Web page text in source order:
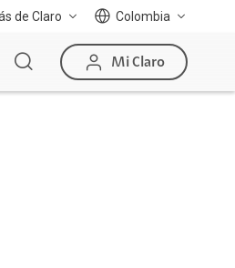
de Claro Colombia
Mi Claro